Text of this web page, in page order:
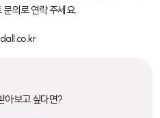
의로 연락 주세요.
아보고 싶다면?